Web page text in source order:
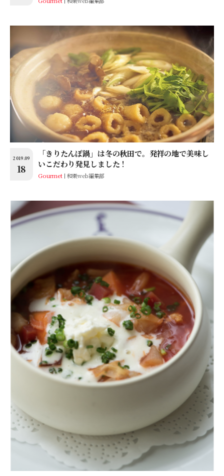
2019.09
18
「きりたんぽ鍋」は冬の秋田で。発祥の地で美味し
いこだわり発見しました！
Gourmet 和樂web編集部